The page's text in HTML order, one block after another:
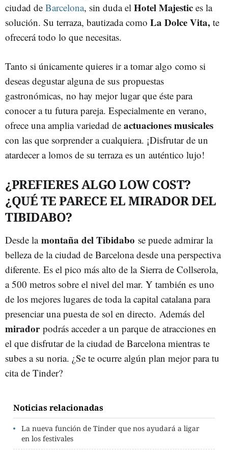
ciudad de Barcelona, sin duda el Hotel Majestic es la
solución. Su terraza, bautizada como La Dolce Vita, te
ofrecerá todo lo que necesitas.
Tanto si únicamente quieres ir a tomar algo como si
deseas degustar alguna de sus propuestas
gastronómicas, no hay mejor lugar que éste para
conocer a tu futura pareja. Especialmente en verano,
ofrece una amplia variedad de actuaciones musicales
con las que sorprender a cualquiera. ¡Disfrutar de un
atardecer a lomos de su terraza es un auténtico lujo!
¿PREFIERES ALGO LOW COST?
¿QUÉ TE PARECE EL MIRADOR DEL
TIBIDABO?
Desde la montaña del Tibidabo se puede admirar la
belleza de la ciudad de Barcelona desde una perspectiva
diferente. Es el pico más alto de la Sierra de Collserola,
a 500 metros sobre el nivel del mar. Y también es uno
de los mejores lugares de toda la capital catalana para
presenciar una puesta de sol en directo. Además del
miradorpodrás acceder a un parque de atracciones en
el que disfrutar de la ciudad de Barcelona mientras te
subes a su noria. ¿Se te ocurre algún plan mejor para tu
cita de Tinder?
Noticias relacionadas
La nueva función de Tinder que nos ayudará a ligar
en los festivales